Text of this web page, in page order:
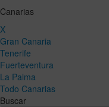
Canarias
X
Gran Canaria
Tenerife
Fuerteventura
La Palma
Todo Canarias
Buscar